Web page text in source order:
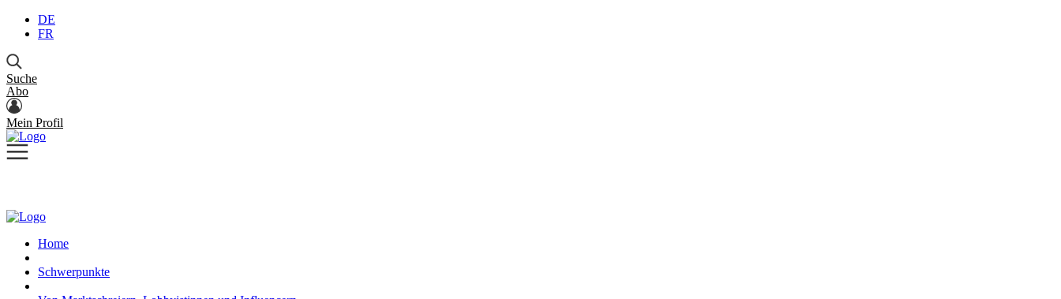
DE
FR
Suche
Abo
Mein Profil
Home
Schwerpunkte